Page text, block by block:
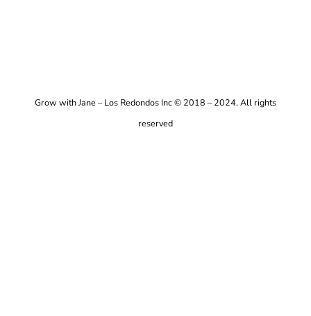
Grow with Jane – Los Redondos Inc © 2018 – 2024. All rights
reserved